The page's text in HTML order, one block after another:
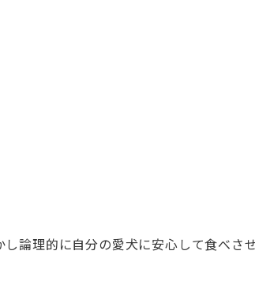
論理的に自分の愛犬に安心して食べさ